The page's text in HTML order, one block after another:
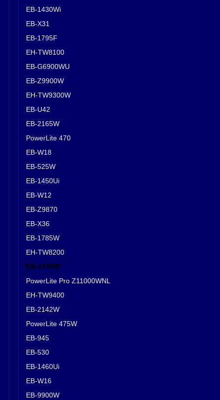
EB-1430Wi
EB-X31
EB-1795F
EH-TW8100
EB-G6900WU
EB-Z9900W
EH-TW9300W
EB-U42
EB-2165W
PowerLite 470
EB-W18
EB-525W
EB-1450Ui
EB-W12
EB-Z9870
EB-X36
EB-1785W
EH-TW8200
EB-1975W
PowerLite Pro Z11000WNL
EH-TW9400
EB-2142W
PowerLite 475W
EB-945
EB-530
EB-1460Ui
EB-W16
EB-9900W